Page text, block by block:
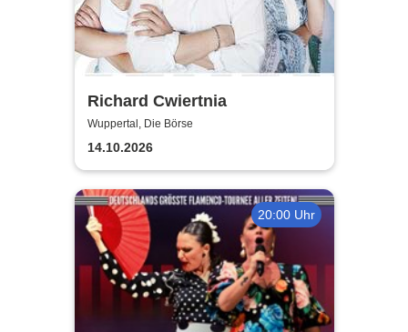
Richard Cwiertnia
Wuppertal, Die Börse
14.10.2026
20:00 Uhr